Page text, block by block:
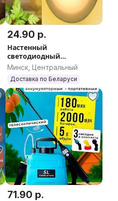
24.90 р.
Настенный
светодиодный
светильник, фонарь на
присоске
Минск, Центральный
Доставка по Беларуси
71.90 р.